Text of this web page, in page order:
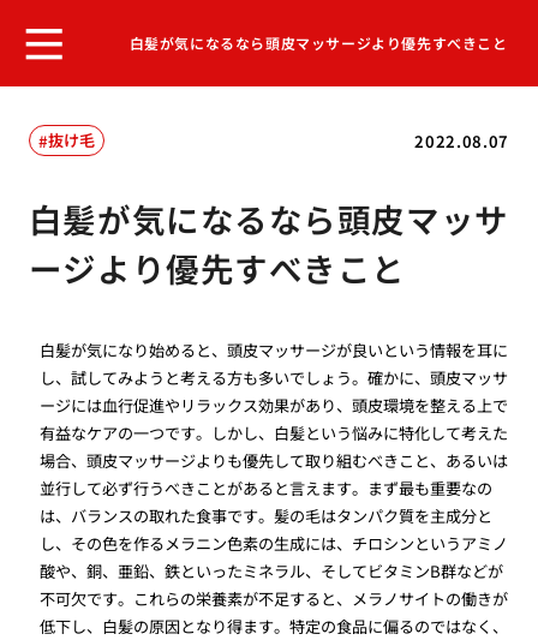
白髪が気になるなら頭皮マッサージより優先すべきこと
2022.08.07
抜け毛
白髪が気になるなら頭皮マッサ
ージより優先すべきこと
白髪が気になり始めると、頭皮マッサージが良いという情報を耳に
し、試してみようと考える方も多いでしょう。確かに、頭皮マッサ
ージには血行促進やリラックス効果があり、頭皮環境を整える上で
有益なケアの一つです。しかし、白髪という悩みに特化して考えた
場合、頭皮マッサージよりも優先して取り組むべきこと、あるいは
並行して必ず行うべきことがあると言えます。まず最も重要なの
は、バランスの取れた食事です。髪の毛はタンパク質を主成分と
し、その色を作るメラニン色素の生成には、チロシンというアミノ
酸や、銅、亜鉛、鉄といったミネラル、そしてビタミンB群などが
不可欠です。これらの栄養素が不足すると、メラノサイトの働きが
低下し、白髪の原因となり得ます。特定の食品に偏るのではなく、